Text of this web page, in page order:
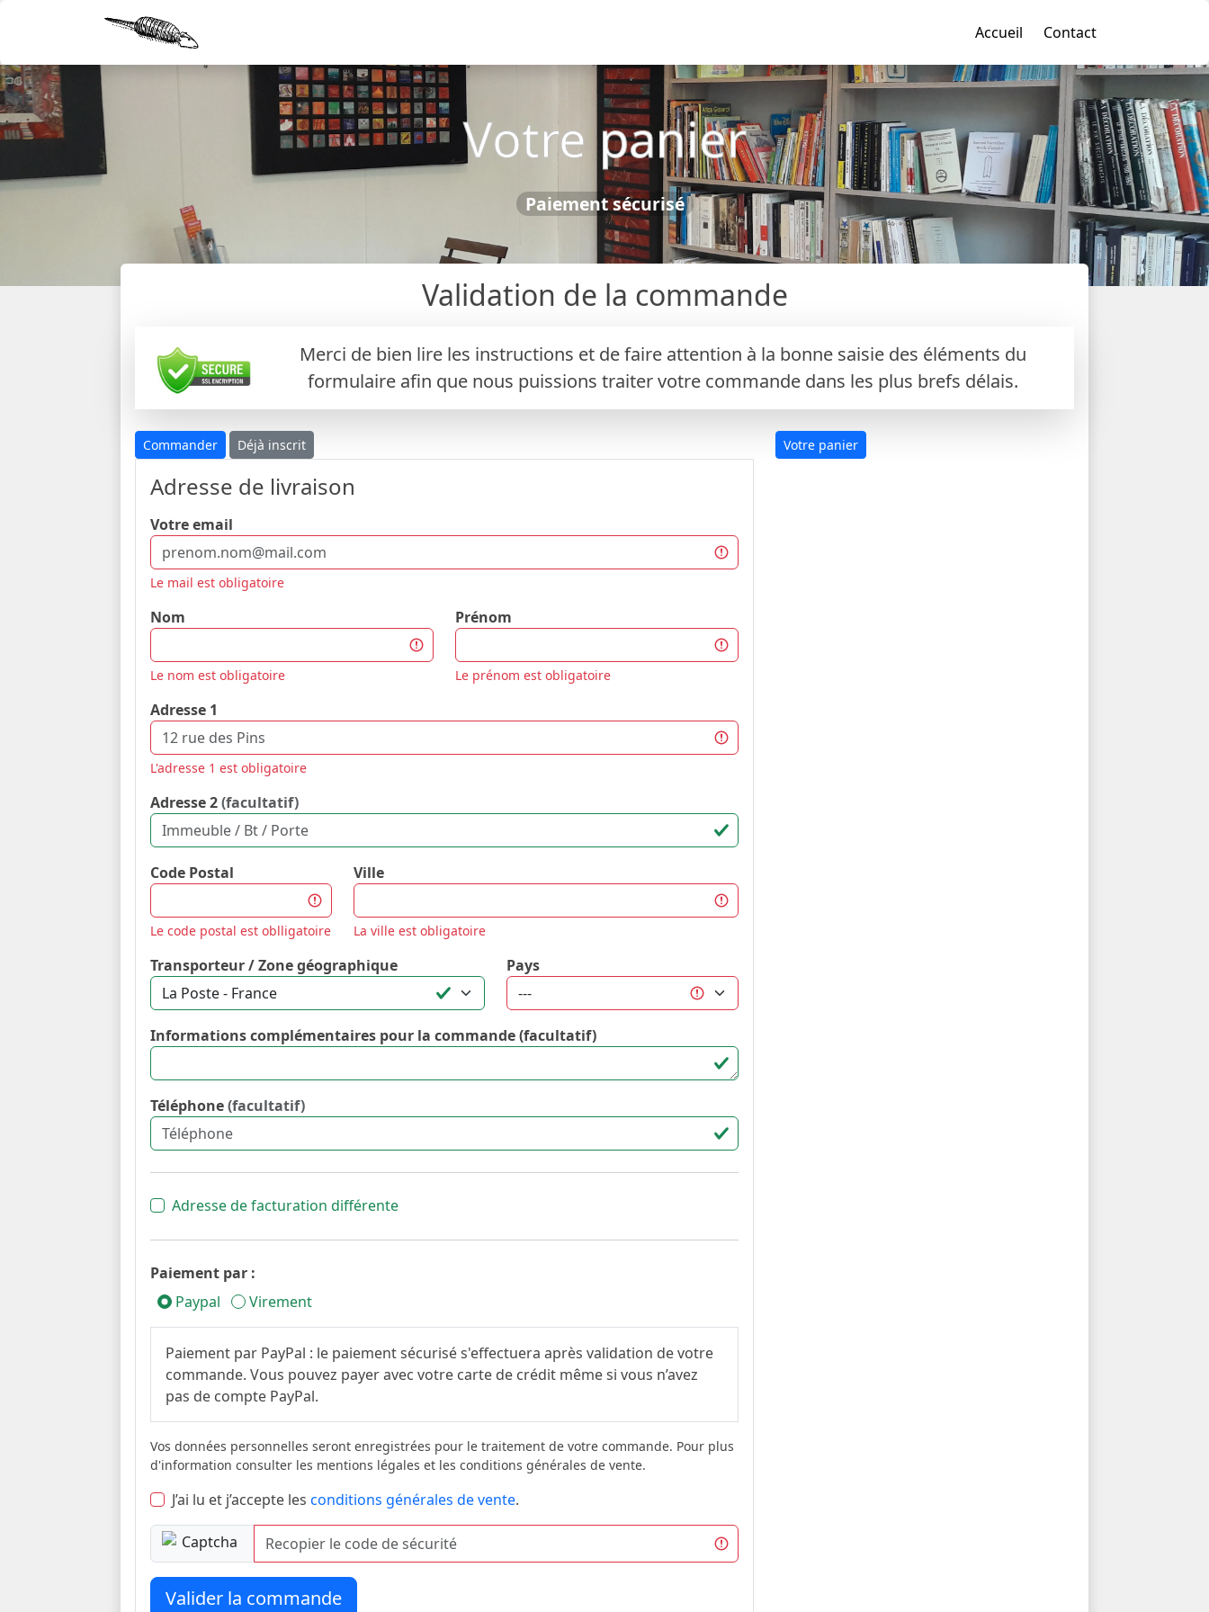
Accueil Contact
Votre panier
Paiement sécurisé
Validation de la commande
Merci de bien lire les instructions et de faire attention à la bonne saisie des éléments du
formulaire afin que nous puissions traiter votre commande dans les plus brefs délais.
Votre panier
Commander Déjà inscrit
Adresse de livraison
Votre email
Le mail est obligatoire
Nom
Le nom est obligatoire
Prénom
Le prénom est obligatoire
Adresse 1
L'adresse 1 est obligatoire
Adresse 2(facultatif)
Code Postal
Le code postal est oblligatoire
Ville
La ville est obligatoire
Transporteur / Zone géographique Pays
Informations complémentaires pour la commande (facultatif)
Téléphone(facultatif)
Adresse de facturation différente
Paiement par :
Paypal
Virement
Paiement par PayPal : le paiement sécurisé s'effectuera après validation de votre
commande. Vous pouvez payer avec votre carte de crédit même si vous n’avez
pas de compte PayPal.
Vos données personnelles seront enregistrées pour le traitement de votre commande. Pour plus
d'information consulter les mentions légales et les conditions générales de vente.
J’ai lu et j’accepte lesconditions générales de vente.
Valider la commande